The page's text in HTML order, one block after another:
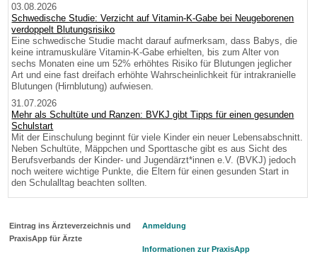
03.08.2026
Schwedische Studie: Verzicht auf Vitamin-K-Gabe bei Neugeborenen
verdoppelt Blutungsrisiko
Eine schwedische Studie macht darauf aufmerksam, dass Babys, die
keine intramuskuläre Vitamin-K-Gabe erhielten, bis zum Alter von
sechs Monaten eine um 52% erhöhtes Risiko für Blutungen jeglicher
Art und eine fast dreifach erhöhte Wahrscheinlichkeit für intrakranielle
Blutungen (Hirnblutung) aufwiesen.
31.07.2026
Mehr als Schultüte und Ranzen: BVKJ gibt Tipps für einen gesunden
Schulstart
Mit der Einschulung beginnt für viele Kinder ein neuer Lebensabschnitt.
Neben Schultüte, Mäppchen und Sporttasche gibt es aus Sicht des
Berufsverbands der Kinder- und Jugendärzt*innen e.V. (BVKJ) jedoch
noch weitere wichtige Punkte, die Eltern für einen gesunden Start in
den Schulalltag beachten sollten.
Eintrag ins Ärzteverzeichnis und
PraxisApp für Ärzte
Anmeldung
Informationen zur PraxisApp